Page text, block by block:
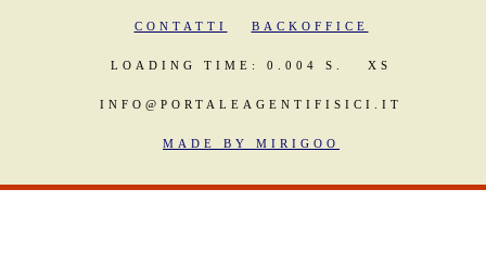
CONTATTI BACKOFFICE
LOADING TIME: 0.004 S. XS
INFO@PORTALEAGENTIFISICI.IT
MADE BY MIRIGOO